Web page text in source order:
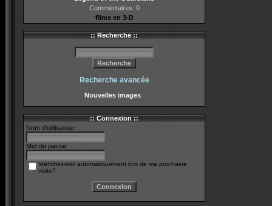
Commentaires: 0
films en 3-D
:: Recherche ::
Recherche avancée
Nouvelles images
:: Connexion ::
Nom d'utilisateur:
Mot de passe:
Identifiez-moi automatiquement lors de ma prochaine
visite?